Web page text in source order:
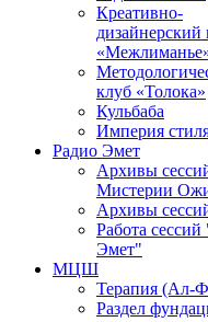
Креативно-
дизайнерский
клуб «Толока»
Кульбаба
Империя
Радио Эмет
Архивы
Мистерии
Архивы
Работа
Эмет"
МЦШ
Терапия (Ал-
Раздел